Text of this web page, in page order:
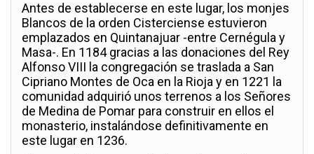
Antes de establecerse en este lugar, los monjes
Blancos de la orden Cisterciense estuvieron
emplazados en Quintanajuar -entre Cernégula y
Masa-. En 1184 gracias a las donaciones del Rey
Alfonso VIII la congregación se traslada a San
Cipriano Montes de Oca en la Rioja y en 1221 la
comunidad adquirió unos terrenos a los Señores
de Medina de Pomar para construir en ellos el
monasterio, instalándose definitivamente en
este lugar en 1236.